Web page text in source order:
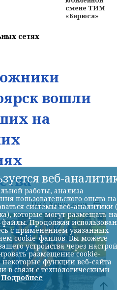
смене ТИМ
«Бирюса»
сетях
вошли
на
НИА-Красноярск
веб-
работы, анализа
пользовательского опыта на
системы веб-аналитики
которые могут размещать на
Продолжая
с применением указанных
cookie-файлов. Вы можете
устройства через
размещение cookie-
функции веб-сайта
в связи с технологическими
Подробнее